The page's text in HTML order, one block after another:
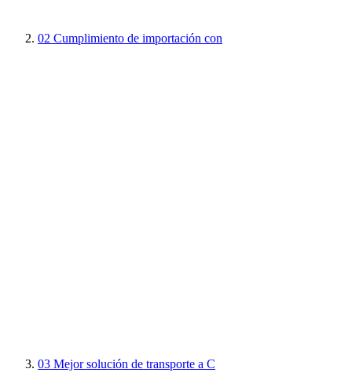
02 Cumplimiento de importación con
03 Mejor solución de transporte a C